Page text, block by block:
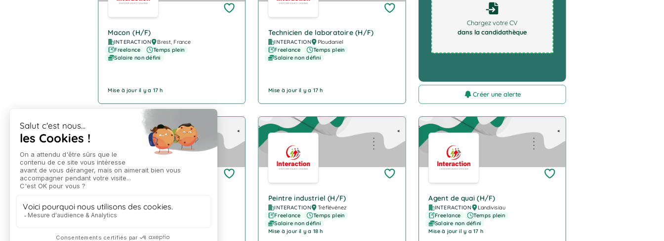
Macon (H/F)
INTERACTION
Brest, France
Freelance
Temps plein
Salaire non défini
Mise à jour il y a 17 h
Technicien de laboratoire (H/F)
INTERACTION
Ploudaniel
Freelance
Temps plein
Salaire non défini
Mise à jour il y a 17 h
Chargez votre CV
dans la candidathèque
Créer une alerte
Company Logo
INTERACTION
Plouédern
Freelance
Company Logo
Peintre industriel (H/F)
INTERACTION
Tréflévénez
Freelance
Temps plein
Salaire non défini
Mise à jour il y a 18 h
Company Logo
Agent de quai (H/F)
INTERACTION
Landivisiau
Freelance
Temps plein
Salaire non défini
Mise à jour il y a 17 h